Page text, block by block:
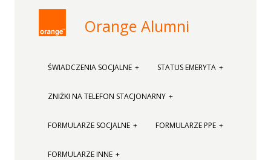
Orange Alumni
ŚWIADCZENIA SOCJALNE STATUS EMERYTA
ZNIŻKI NA TELEFON STACJONARNY
FORMULARZE SOCJALNE FORMULARZE PPE
FORMULARZE INNE